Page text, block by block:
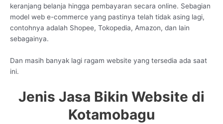
keranjang belanja hingga pembayaran secara online. Sebagian
model web e-commerce yang pastinya telah tidak asing lagi,
contohnya adalah Shopee, Tokopedia, Amazon, dan lain
sebagainya.
Dan masih banyak lagi ragam website yang tersedia ada saat
ini.
Jenis Jasa Bikin Website di
Kotamobagu